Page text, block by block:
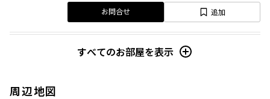
お問合せ 追加
すべてのお部屋を表示
周辺地図